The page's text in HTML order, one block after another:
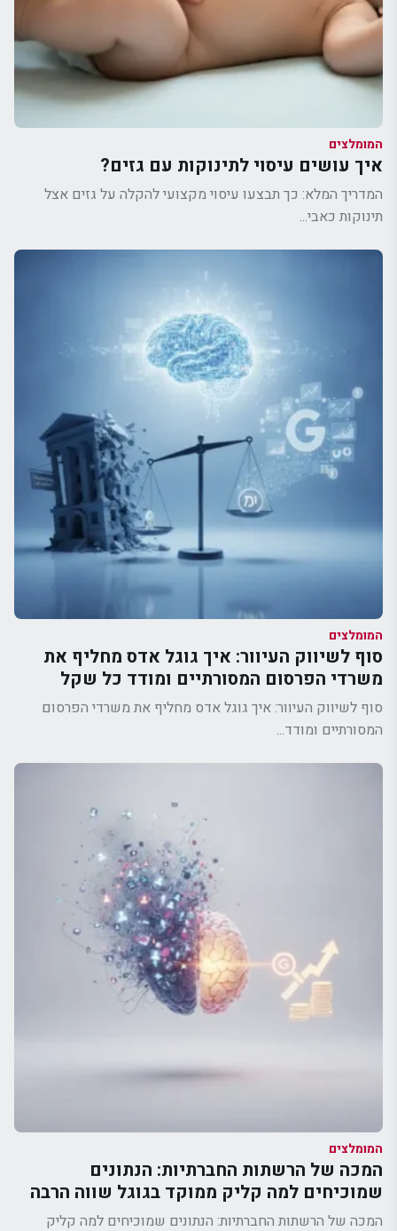
המומלצים
איך עושים עיסוי לתינוקות עם גזים?
המדריך המלא: כך תבצעו עיסוי מקצועי להקלה על גזים אצל
תינוקות כאבי...
המומלצים
סוף לשיווק העיוור: איך גוגל אדס מחליף את
משרדי הפרסום המסורתיים ומודד כל שקל
סוף לשיווק העיוור: איך גוגל אדס מחליף את משרדי הפרסום
המסורתיים ומודד...
המומלצים
המכה של הרשתות החברתיות: הנתונים
שמוכיחים למה קליק ממוקד בגוגל שווה הרבה
יותר
המכה של הרשתות החברתיות: הנתונים שמוכיחים למה קליק